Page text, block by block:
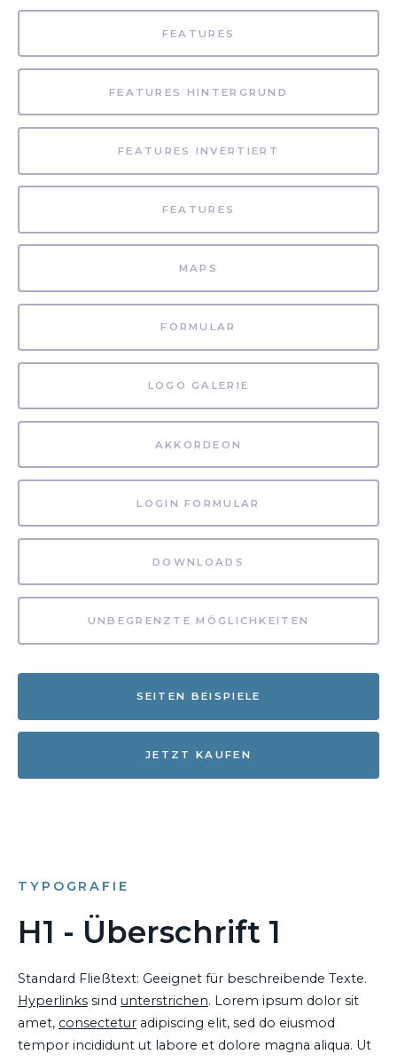
FEATURES
FEATURES HINTERGRUND
FEATURES INVERTIERT
FEATURES
MAPS
FORMULAR
LOGO GALERIE
AKKORDEON
LOGIN FORMULAR
DOWNLOADS
UNBEGRENZTE MÖGLICHKEITEN
SEITEN BEISPIELE
JETZT KAUFEN
TYPOGRAFIE
H1 - Überschrift 1
Standard Fließtext: Geeignet für beschreibende Texte.
Hyperlinks sind unterstrichen. Lorem ipsum dolor sit
amet, consectetur adipiscing elit, sed do eiusmod
tempor incididunt ut labore et dolore magna aliqua. Ut